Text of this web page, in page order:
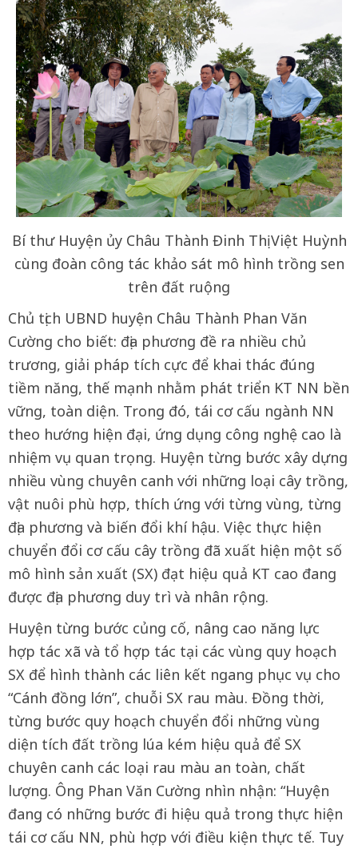
Bí thư Huyện ủy Châu Thành Đinh Thị Việt Huỳnh
cùng đoàn công tác khảo sát mô hình trồng sen
trên đất ruộng
Chủ tịch UBND huyện Châu Thành Phan Văn
Cường cho biết: địa phương đề ra nhiều chủ
trương, giải pháp tích cực để khai thác đúng
tiềm năng, thế mạnh nhằm phát triển KT NN bền
vững, toàn diện. Trong đó, tái cơ cấu ngành NN
theo hướng hiện đại, ứng dụng công nghệ cao là
nhiệm vụ quan trọng. Huyện từng bước xây dựng
nhiều vùng chuyên canh với những loại cây trồng,
vật nuôi phù hợp, thích ứng với từng vùng, từng
địa phương và biến đổi khí hậu. Việc thực hiện
chuyển đổi cơ cấu cây trồng đã xuất hiện một số
mô hình sản xuất (SX) đạt hiệu quả KT cao đang
được địa phương duy trì và nhân rộng.
Huyện từng bước củng cố, nâng cao năng lực
hợp tác xã và tổ hợp tác tại các vùng quy hoạch
SX để hình thành các liên kết ngang phục vụ cho
“Cánh đồng lớn”, chuỗi SX rau màu. Đồng thời,
từng bước quy hoạch chuyển đổi những vùng
diện tích đất trồng lúa kém hiệu quả để SX
chuyên canh các loại rau màu an toàn, chất
lượng. Ông Phan Văn Cường nhìn nhận: “Huyện
đang có những bước đi hiệu quả trong thực hiện
tái cơ cấu NN, phù hợp với điều kiện thực tế. Tuy